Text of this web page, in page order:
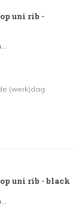
uni rib -
(werk)dag
uni rib - black